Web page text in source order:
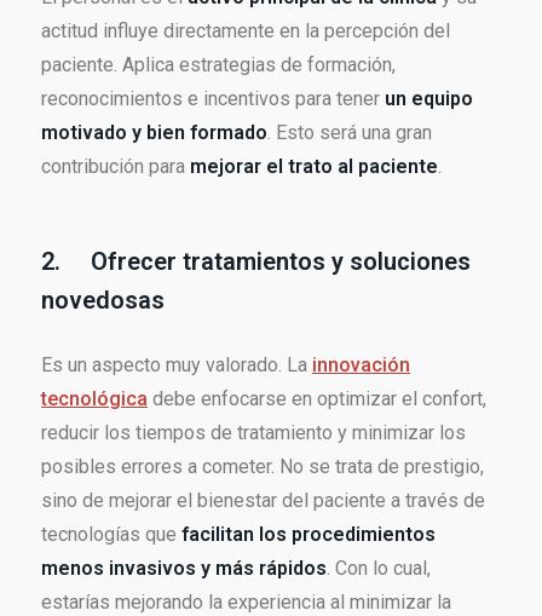
actitud influye directamente en la percepción del
paciente. Aplica estrategias de formación,
reconocimientos e incentivos para tener un equipo
motivado y bien formado. Esto será una gran
contribución para mejorar el trato al paciente.
2. Ofrecer tratamientos y soluciones
novedosas
Es un aspecto muy valorado. La innovación
tecnológica debe enfocarse en optimizar el confort,
reducir los tiempos de tratamiento y minimizar los
posibles errores a cometer. No se trata de prestigio,
sino de mejorar el bienestar del paciente a través de
tecnologías que facilitan los procedimientos
menos invasivos y más rápidos. Con lo cual,
estarías mejorando la experiencia al minimizar la